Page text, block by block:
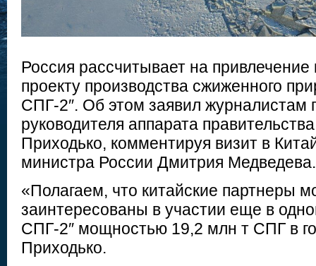
Россия рассчитывает на привлечение
проекту производства сжиженного
СПГ-2″. Об этом заявил журналистам
руководителя аппарата
Приходько, комментируя визит в
министра России Дмитрия Медведева.
«Полагаем, что китайские партнеры
заинтересованы в участии еще в
СПГ-2″ мощностью 19,2 млн т СПГ в
Приходько.